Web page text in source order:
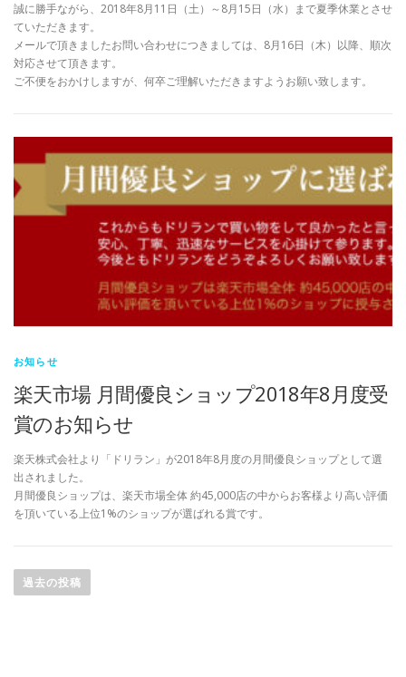
誠に勝手ながら、2018年8月11日（土）～8月15日（水）まで夏季休業とさせ
ていただきます。
メールで頂きましたお問い合わせにつきましては、8月16日（木）以降、順次
対応させて頂きます。
ご不便をおかけしますが、何卒ご理解いただきますようお願い致します。
お知らせ
楽天市場 月間優良ショップ2018年8月度受
賞のお知らせ
楽天株式会社より「ドリラン」が2018年8月度の月間優良ショップとして選
出されました。
月間優良ショップは、楽天市場全体 約45,000店の中からお客様より高い評価
を頂いている上位1%のショップが選ばれる賞です。
稿
過去の投稿